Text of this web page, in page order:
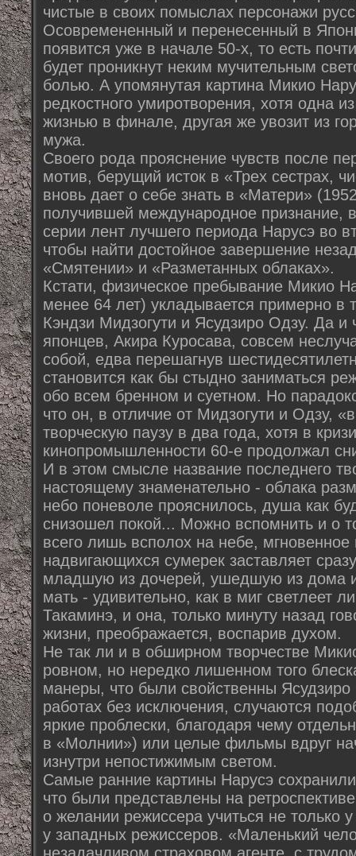
чистые в своих помыслах персонажи
Осовремененный и перенесенный в
появится уже в начале 50-х, то есть
будет проникнут неким мучительным
болью. А упомянутая картина Микио
редкостного умиротворения, хотя одна
жизнью в финале, другая же увозит из
мужа.
Своего рода прояснение чувств после
мотив, берущий исток в «Трех сестрах,
вновь дает о себе знать в «Матери»
получившей международное признание,
серии лент лучшего периода Нарусэ во
чтобы найти достойное завершение
«Смятении» и «Разметанных облаках».
Кстати, физическое пребывание Микио
менее 64 лет) укладывается примерно в
Кэндзи Мидзогути и Ясудзиро Одзу. Да и
японцев, Акира Куросава, совсем
собой, едва перешагнув
становится как бы стыдно заниматься
обо всем бренном и суетном. Но
что он, в отличие от Мидзогути и Одзу,
творческую паузу в два года, хотя в
кинопромышленности 60-е продолжал
И в этом смысле название последнего
настоящему знаменательно - облака
небо поневоле прояснилось, душа как
снизошел покой... Можно вспомнить и о
всего лишь всполох на небе, мгновенное
надвигающихся сумерек заставляет
младшую из дочерей, ушедшую из дома
мать - удивительно, как в миг светлеет
Такаминэ, и она, только минуту назад
жизни, преображается, воспарив духом.
Не так ли и в обширном творчестве
ровном, но нередко лишенном того
манеры, что были свойственны Ясудзиро
работах без исключения, случаются
яркие проблески, благодаря чему
в «Молнии») или целые фильмы вдруг
изнутри непостижимым светом.
Самые ранние картины Нарусэ
что были представлены на
о желании режиссера учиться не только
у западных режиссеров. «Маленький